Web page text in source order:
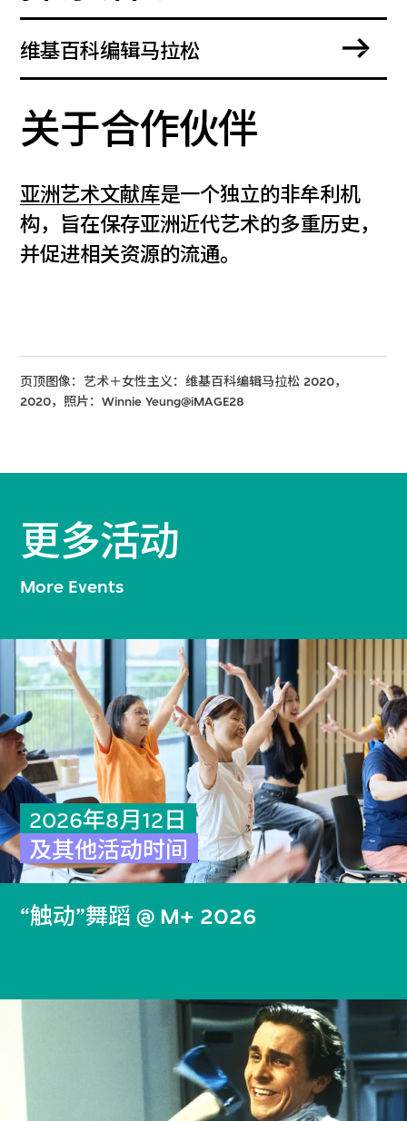
维基百科编辑马拉松
关于合作伙伴
亚洲艺术文献库是一个独立的非牟利机
构，旨在保存亚洲近代艺术的多重历史，
并促进相关资源的流通。
页顶图像：艺术＋女性主义：维基百科编辑马拉松 2020，
2020，照片：Winnie Yeung@iMAGE28
更多活动
More Events
2026年8月12日
及其他活动时间
“触动”舞蹈 @ M+ 2026